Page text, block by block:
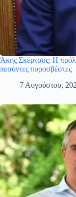
Άκης Σκέρτσος: Η
πεσόντες πυροσβέστες
7 Αυγούστου,